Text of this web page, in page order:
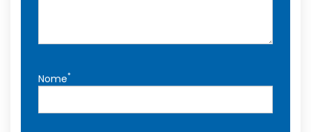
Nome*